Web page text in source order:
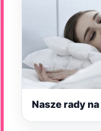
Nasze rady